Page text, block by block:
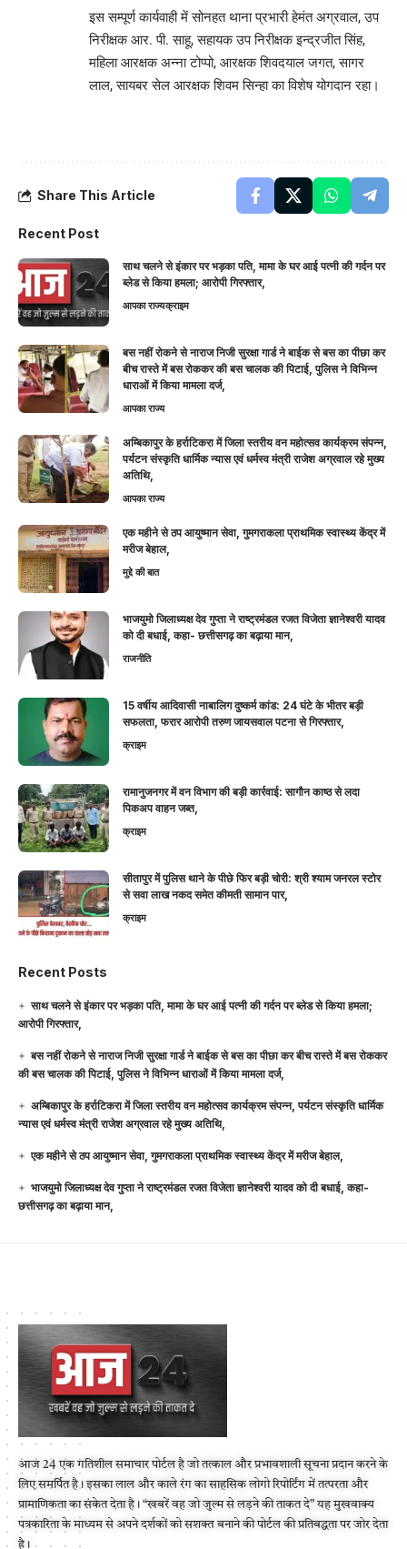
इस सम्पूर्ण कार्यवाही में सोनहत थाना प्रभारी हेमंत अग्रवाल, उप
निरीक्षक आर. पी. साहू, सहायक उप निरीक्षक इन्द्रजीत सिंह,
महिला आरक्षक अन्ना टोप्पो, आरक्षक शिवदयाल जगत, सागर
लाल, सायबर सेल आरक्षक शिवम सिन्हा का विशेष योगदान रहा।
Share This Article
Recent Post
साथ चलने से इंकार पर भड़का पति, मामा के घर आई पत्नी की गर्दन पर
ब्लेड से किया हमला; आरोपी गिरफ्तार,
आपका राज्यक्राइम
बस नहीं रोकने से नाराज निजी सुरक्षा गार्ड ने बाईक से बस का पीछा कर
बीच रास्ते में बस रोककर की बस चालक की पिटाई, पुलिस ने विभिन्न
धाराओं में किया मामला दर्ज,
आपका राज्य
अम्बिकापुर के हर्राटिकरा में जिला स्तरीय वन महोत्सव कार्यक्रम संपन्न,
पर्यटन संस्कृति धार्मिक न्यास एवं धर्मस्व मंत्री राजेश अग्रवाल रहे मुख्य
अतिथि,
आपका राज्य
एक महीने से ठप आयुष्मान सेवा, गुमगराकला प्राथमिक स्वास्थ्य केंद्र में
मरीज बेहाल,
मुद्दे की बात
भाजयुमो जिलाध्यक्ष देव गुप्ता ने राष्ट्रमंडल रजत विजेता ज्ञानेश्वरी यादव
को दी बधाई, कहा- छत्तीसगढ़ का बढ़ाया मान,
राजनीति
15 वर्षीय आदिवासी नाबालिग दुष्कर्म कांड: 24 घंटे के भीतर बड़ी
सफलता, फरार आरोपी तरुण जायसवाल पटना से गिरफ्तार,
क्राइम
रामानुजनगर में वन विभाग की बड़ी कार्रवाई: सागौन काष्ठ से लदा
पिकअप वाहन जब्त,
क्राइम
सीतापुर में पुलिस थाने के पीछे फिर बड़ी चोरी: श्री श्याम जनरल स्टोर
से सवा लाख नकद समेत कीमती सामान पार,
क्राइम
Recent Posts
साथ चलने से इंकार पर भड़का पति, मामा के घर आई पत्नी की गर्दन पर ब्लेड से किया हमला;
आरोपी गिरफ्तार,
बस नहीं रोकने से नाराज निजी सुरक्षा गार्ड ने बाईक से बस का पीछा कर बीच रास्ते में बस रोककर
की बस चालक की पिटाई, पुलिस ने विभिन्न धाराओं में किया मामला दर्ज,
अम्बिकापुर के हर्राटिकरा में जिला स्तरीय वन महोत्सव कार्यक्रम संपन्न, पर्यटन संस्कृति धार्मिक
न्यास एवं धर्मस्व मंत्री राजेश अग्रवाल रहे मुख्य अतिथि,
एक महीने से ठप आयुष्मान सेवा, गुमगराकला प्राथमिक स्वास्थ्य केंद्र में मरीज बेहाल,
भाजयुमो जिलाध्यक्ष देव गुप्ता ने राष्ट्रमंडल रजत विजेता ज्ञानेश्वरी यादव को दी बधाई, कहा-
छत्तीसगढ़ का बढ़ाया मान,
आज 24 एक गतिशील समाचार पोर्टल है जो तत्काल और प्रभावशाली सूचना प्रदान करने के
लिए समर्पित है। इसका लाल और काले रंग का साहसिक लोगो रिपोर्टिंग में तत्परता और
प्रामाणिकता का संकेत देता है। “खबरें वह जो जुल्म से लड़ने की ताकत दे” यह मुखवाक्य
पत्रकारिता के माध्यम से अपने दर्शकों को सशक्त बनाने की पोर्टल की प्रतिबद्धता पर जोर देता
है।